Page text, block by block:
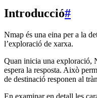
Introducció#
Nmap és una eina per a la
l’exploració de xarxa.
Quan inicia una exploració,
espera la resposta. Això
de destinació responen al